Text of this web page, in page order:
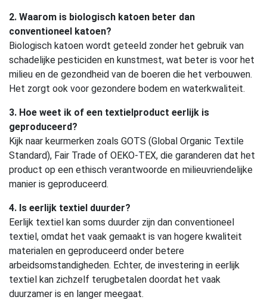
2. Waarom is biologisch katoen beter dan
conventioneel katoen?
Biologisch katoen wordt geteeld zonder het gebruik van
schadelijke pesticiden en kunstmest, wat beter is voor het
milieu en de gezondheid van de boeren die het verbouwen.
Het zorgt ook voor gezondere bodem en waterkwaliteit.
3. Hoe weet ik of een textielproduct eerlijk is
geproduceerd?
Kijk naar keurmerken zoals GOTS (Global Organic Textile
Standard), Fair Trade of OEKO-TEX, die garanderen dat het
product op een ethisch verantwoorde en milieuvriendelijke
manier is geproduceerd.
4. Is eerlijk textiel duurder?
Eerlijk textiel kan soms duurder zijn dan conventioneel
textiel, omdat het vaak gemaakt is van hogere kwaliteit
materialen en geproduceerd onder betere
arbeidsomstandigheden. Echter, de investering in eerlijk
textiel kan zichzelf terugbetalen doordat het vaak
duurzamer is en langer meegaat.